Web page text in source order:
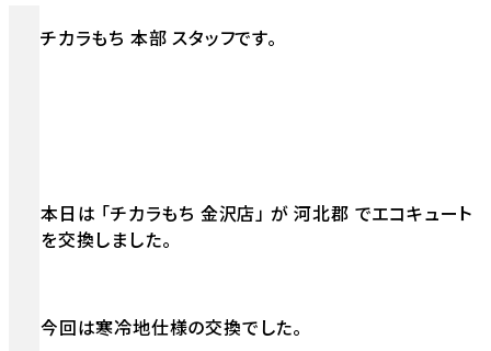
チカラもち 本部 スタッフです。
本日は 「チカラもち 金沢店」 が 河北郡 でエコキュート
を交換しました。
今回は寒冷地仕様の交換でした。